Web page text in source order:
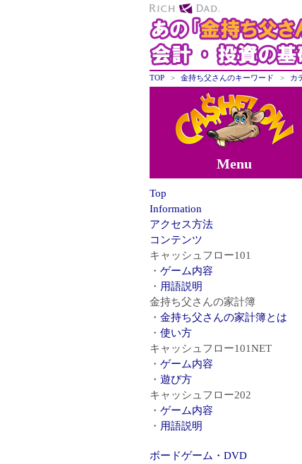
TOP 金持ち父さんのキーワード カ
Menu
Top
Information
アクセス方法
コンテンツ
キャッシュフロー101
ゲーム内容
用語説明
金持ち父さんの家計簿
金持ち父さんの家計簿とは
使い方
キャッシュフロー101NET
ゲーム内容
遊び方
キャッシュフロー202
ゲーム内容
用語説明
ボードゲーム・DVD